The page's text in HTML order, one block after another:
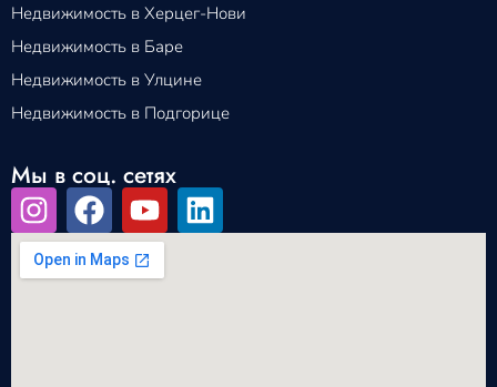
Недвижимость в Херцег-Нови
Недвижимость в Баре
Недвижимость в Улцине
Недвижимость в Подгорице
Мы в соц. сетях